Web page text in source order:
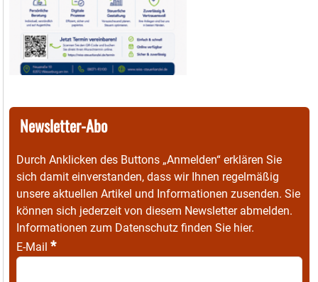
Newsletter-Abo
Durch Anklicken des Buttons „Anmelden“ erklären Sie
sich damit einverstanden, dass wir Ihnen regelmäßig
unsere aktuellen Artikel und Informationen zusenden. Sie
können sich jederzeit von diesem Newsletter abmelden.
Informationen zum Datenschutz finden Sie hier.
E-Mail *